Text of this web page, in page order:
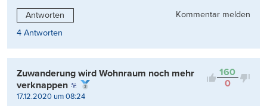
Antworten
Kommentar melden
4 Antworten
160
0
Zuwanderung wird Wohnraum noch mehr
verknappen
17.12.2020 um 08:24